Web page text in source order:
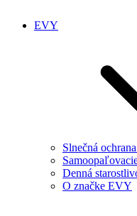
EVY
Slnečná
Denná
O značke EVY